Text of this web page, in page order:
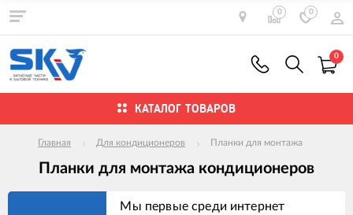
0 0
0
КАТАЛОГ ТОВАРОВ
Главная Для кондиционеров Планки для монтажа
Планки для монтажа кондиционеров
Мы первые среди интернет